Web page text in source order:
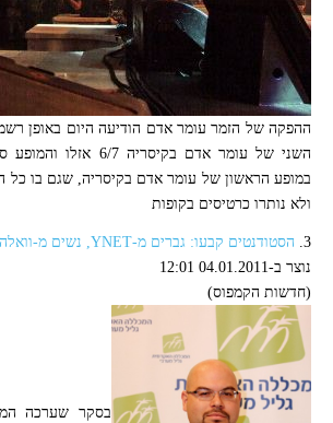
ההפקה של הזמר עומר אדם הודיעה היום באופן
השני של עומר אדם
במופע הראשון של עומר אדם בקיסריה, שגם בו כל
ולא נותרו כרטיסים בקופות
3. הסטודנטים קבעו: גברים מ-YNET, נשים מ-וואלה
נוצר ב-04.01.2011 12:01
(חדשות הקמפוס)
בסקר שערכה